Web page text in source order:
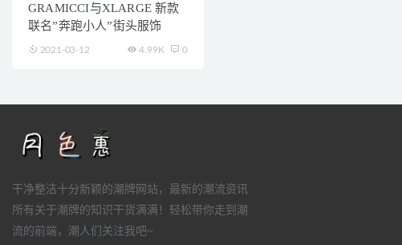
GRAMICCI与XLARGE 新款
联名”奔跑小人”街头服饰
2021-03-12 4.99K 0
干净整洁十分新颖的潮牌网站，最新的潮流资讯
所有关于潮牌的知识干货满满！轻松带你走到潮
流的前端，潮人们关注我吧~